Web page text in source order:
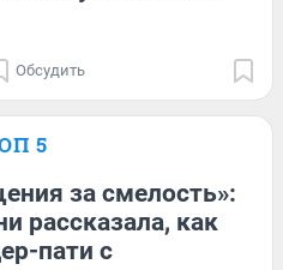
Обсудить
5
за смелость»:
рассказала, как
пати с